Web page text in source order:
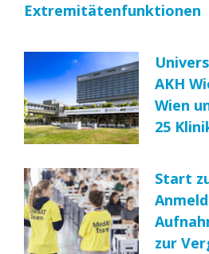
Extremitätenfunktionen
AKH
Wien
25
Start
zur